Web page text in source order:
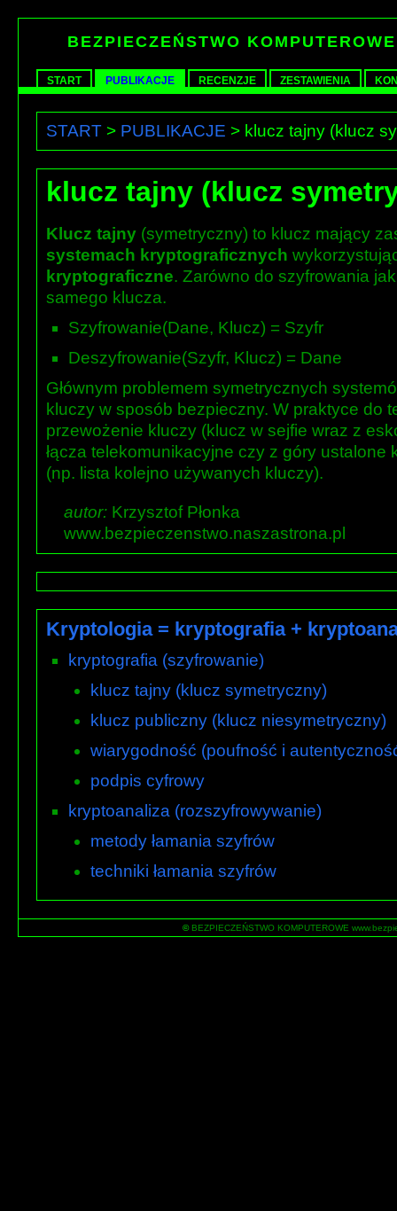
BEZPIECZEŃSTWO KOMPUTEROWE
START PUBLIKACJE RECENZJE ZESTAWIENIA
START > PUBLIKACJE > klucz tajny (klucz
klucz tajny (klucz
Klucz tajny (symetryczny) to klucz mający
systemach kryptograficznych
kryptograficzne. Zarówno do szyfrowania
samego klucza.
Szyfrowanie(Dane, Klucz) = Szyfr
Deszyfrowanie(Szyfr, Klucz) = Dane
Głównym problemem symetrycznych
kluczy w sposób bezpieczny. W praktyce do
przewożenie kluczy (klucz w sejfie wraz z
łącza telekomunikacyjne czy z góry
(np. lista kolejno używanych kluczy).
autor: Krzysztof Płonka
www.bezpieczenstwo.naszastrona.pl
Kryptologia = kryptografia +
kryptografia (szyfrowanie)
klucz tajny (klucz symetryczny)
klucz publiczny (klucz niesymetryczny)
wiarygodność (poufność i
podpis cyfrowy
kryptoanaliza (rozszyfrowywanie)
metody łamania szyfrów
techniki łamania szyfrów
©BEZPIECZEŃSTWO KOMPUTEROWE